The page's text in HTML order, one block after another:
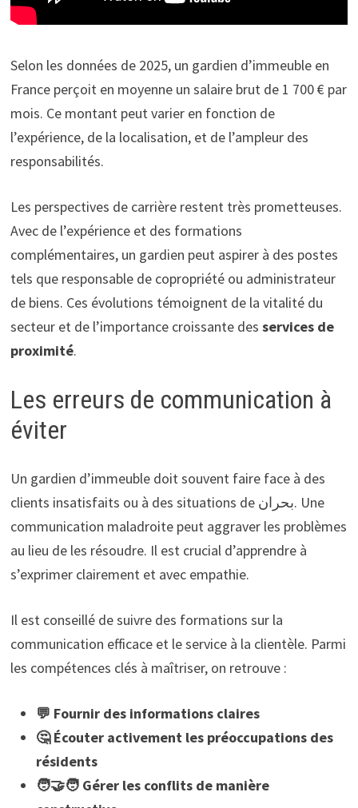
Selon les données de 2025, un gardien d’immeuble en
France perçoit en moyenne un salaire brut de 1 700 € par
mois. Ce montant peut varier en fonction de
l’expérience, de la localisation, et de l’ampleur des
responsabilités.
Les perspectives de carrière restent très prometteuses.
Avec de l’expérience et des formations
complémentaires, un gardien peut aspirer à des postes
tels que responsable de copropriété ou administrateur
de biens. Ces évolutions témoignent de la vitalité du
secteur et de l’importance croissante des services de
proximité.
Les erreurs de communication à
éviter
Un gardien d’immeuble doit souvent faire face à des
clients insatisfaits ou à des situations de بحران. Une
communication maladroite peut aggraver les problèmes
au lieu de les résoudre. Il est crucial d’apprendre à
s’exprimer clairement et avec empathie.
Il est conseillé de suivre des formations sur la
communication efficace et le service à la clientèle. Parmi
les compétences clés à maîtriser, on retrouve :
💬 Fournir des informations claires
🤔 Écouter activement les préoccupations des
résidents
🧑‍🤝‍🧑 Gérer les conflits de manière